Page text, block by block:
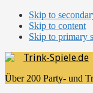
Skip to
Skip to content
Skip to primary
Trink-Spiele.de
Über 200 Party- und